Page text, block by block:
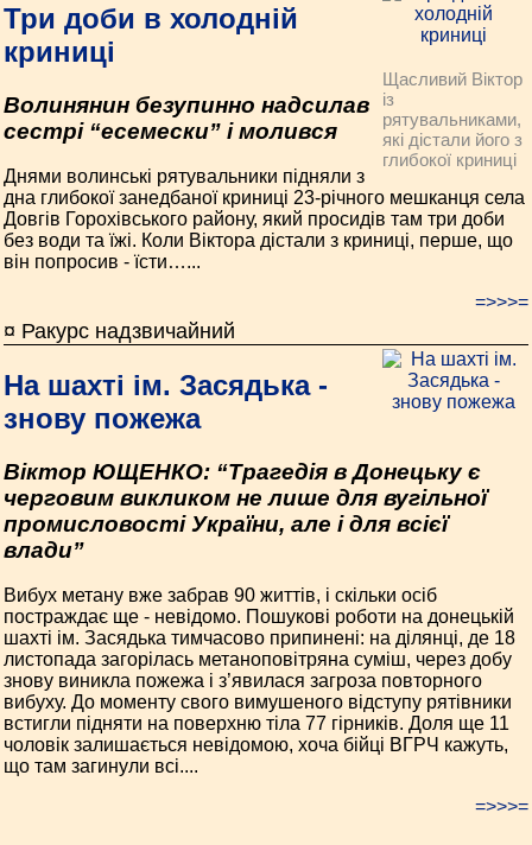
Щасливий Віктор
із
рятувальниками,
які дістали його з
глибокої криниці
Три доби в холодній
криниці
Волинянин безупинно надсилав
сестрі “есемески” і молився
Днями волинські рятувальники підняли з
дна глибокої занедбаної криниці 23-річного мешканця села
Довгів Горохівського району, який просидів там три доби
без води та їжі. Коли Віктора дістали з криниці, перше, що
він попросив - їсти…...
=>>>=
¤ Ракурс надзвичайний
На шахті ім. Засядька -
знову пожежа
Віктор ЮЩЕНКО: “Трагедія в Донецьку є
черговим викликом не лише для вугільної
промисловості України, але і для всієї
влади”
Вибух метану вже забрав 90 життів, і скільки осіб
постраждає ще - невідомо. Пошукові роботи на донецькій
шахті ім. Засядька тимчасово припинені: на ділянці, де 18
листопада загорілась метаноповітряна суміш, через добу
знову виникла пожежа і з’явилася загроза повторного
вибуху. До моменту свого вимушеного відступу рятівники
встигли підняти на поверхню тіла 77 гірників. Доля ще 11
чоловік залишається невідомою, хоча бійці ВГРЧ кажуть,
що там загинули всі....
=>>>=